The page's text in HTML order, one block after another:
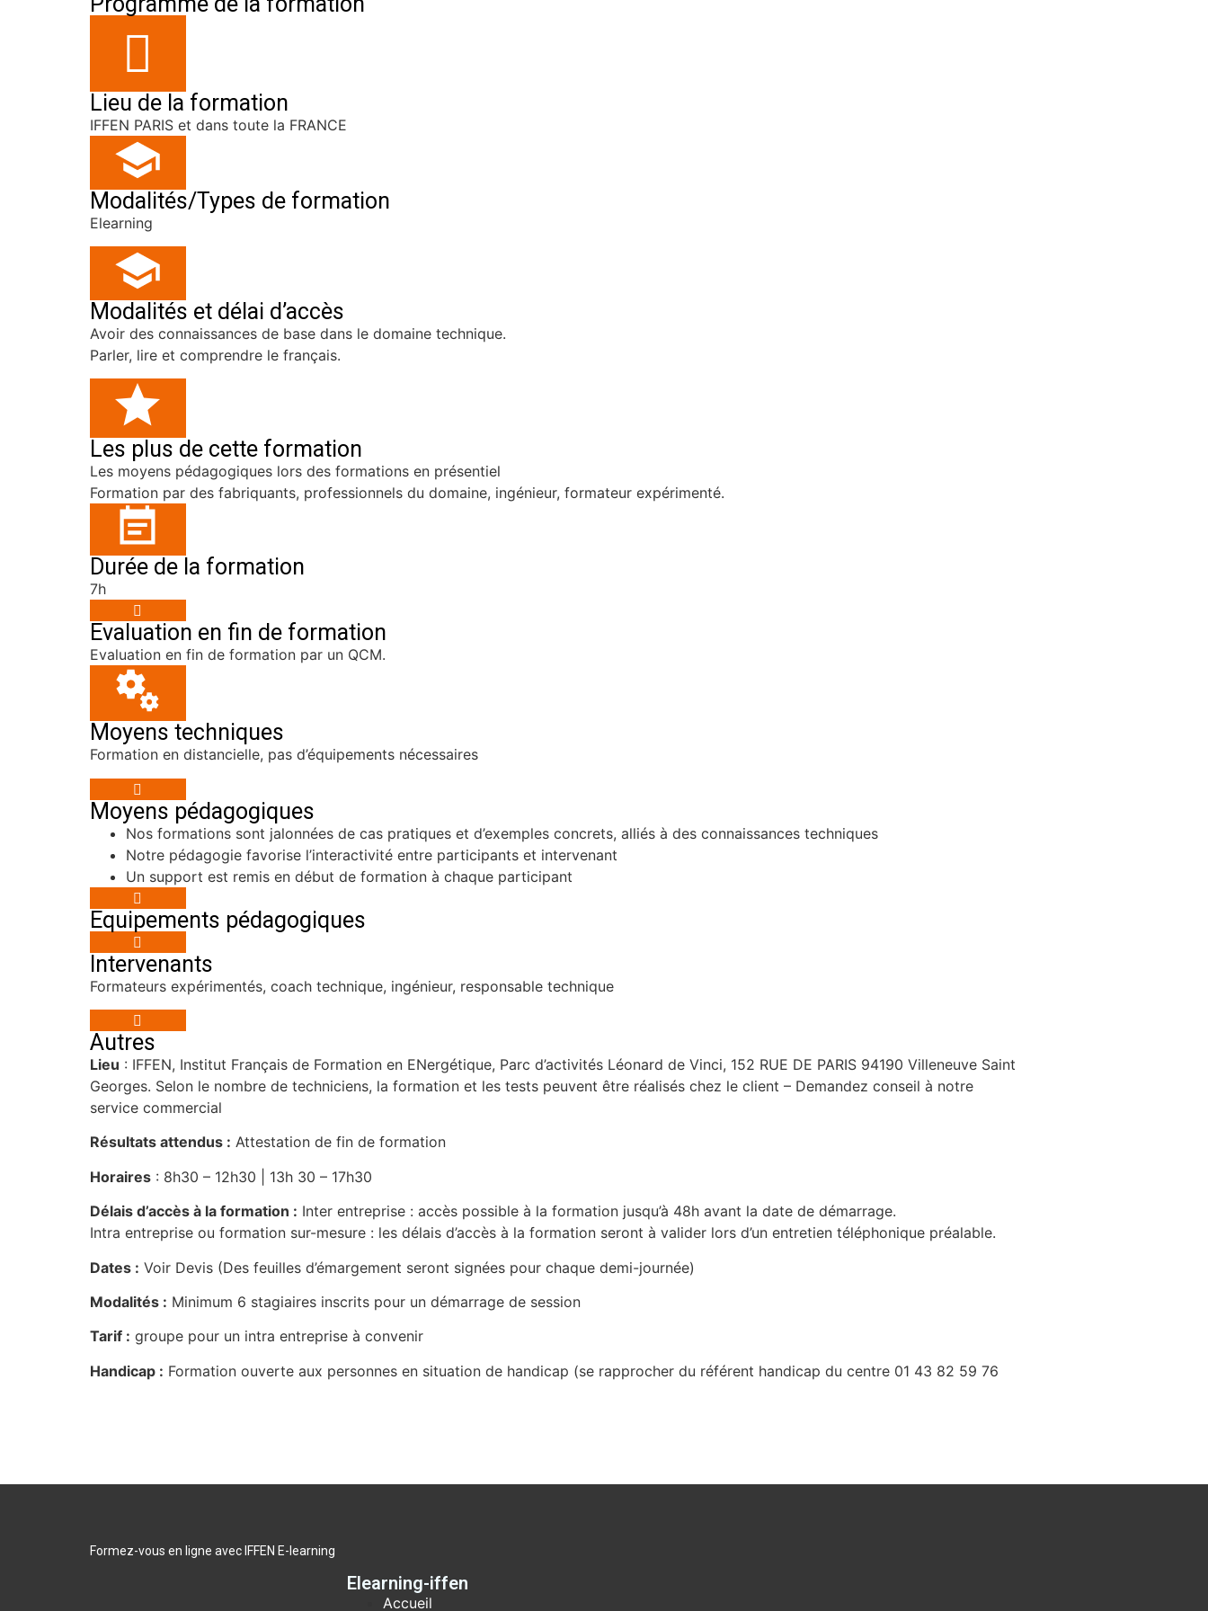
Lieu de la formation
IFFEN PARIS et dans toute la FRANCE
Modalités/Types de formation
Elearning
Modalités et délai d’accès
Avoir des connaissances de base dans le domaine technique.
Parler, lire et comprendre le français.
Les plus de cette formation
Les moyens pédagogiques lors des formations en présentiel
Formation par des fabriquants, professionnels du domaine, ingénieur, formateur expérimenté.
Durée de la formation
7h
Evaluation en fin de formation
Evaluation en fin de formation par un QCM.
Moyens techniques
Formation en distancielle, pas d’équipements nécessaires
Moyens pédagogiques
Nos formations sont jalonnées de cas pratiques et d’exemples concrets, alliés à des connaissances techniques
Notre pédagogie favorise l’interactivité entre participants et intervenant
Un support est remis en début de formation à chaque participant
Equipements pédagogiques
Intervenants
Formateurs expérimentés, coach technique, ingénieur, responsable technique
Autres
Lieu : IFFEN, Institut Français de Formation en ENergétique, Parc d’activités Léonard de Vinci, 152 RUE DE PARIS 94190 Villeneuve Saint
Georges. Selon le nombre de techniciens, la formation et les tests peuvent être réalisés chez le client – Demandez conseil à notre
service commercial
Résultats attendus : Attestation de fin de formation
Horaires : 8h30 – 12h30 | 13h 30 – 17h30
Délais d’accès à la formation : Inter entreprise : accès possible à la formation jusqu’à 48h avant la date de démarrage.
Intra entreprise ou formation sur-mesure : les délais d’accès à la formation seront à valider lors d’un entretien téléphonique préalable.
Dates : Voir Devis (Des feuilles d’émargement seront signées pour chaque demi-journée)
Modalités : Minimum 6 stagiaires inscrits pour un démarrage de session
Tarif : groupe pour un intra entreprise à convenir
Handicap : Formation ouverte aux personnes en situation de handicap (se rapprocher du référent handicap du centre 01 43 82 59 76
Formez-vous en ligne avec IFFEN E-learning
Elearning-iffen
Accueil